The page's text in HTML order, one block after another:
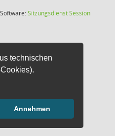
technischen
Annehmen
Software:SitzungsdienstSession(Wird in